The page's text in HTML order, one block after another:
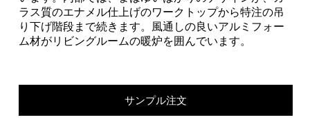
ラス質のエナメル仕上げのワークトップから特注の吊
り下げ階段まで続きます。風通しの良いアルミフォー
ム材がリビングルームの暖炉を囲んでいます。
サンプル注文